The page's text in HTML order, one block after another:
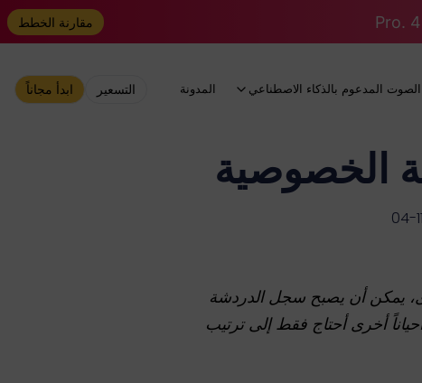
مقارنة الخطط
الصوت المدعوم بالذكاء الاصطناعي المدونة التسعير ابدأ مجاناً
يمكن أن يصبح سجل الدردشة
أخرى أحتاج فقط إلى ترتيب